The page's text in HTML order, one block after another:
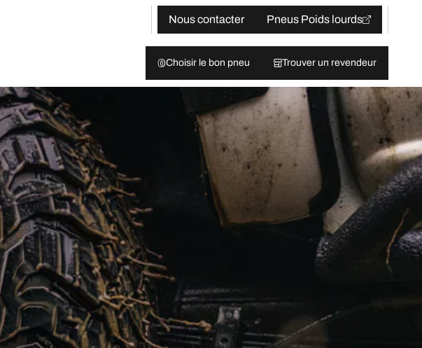
Nous contacter
Pneus Poids lourds
Choisir le bon pneu Trouver un revendeur